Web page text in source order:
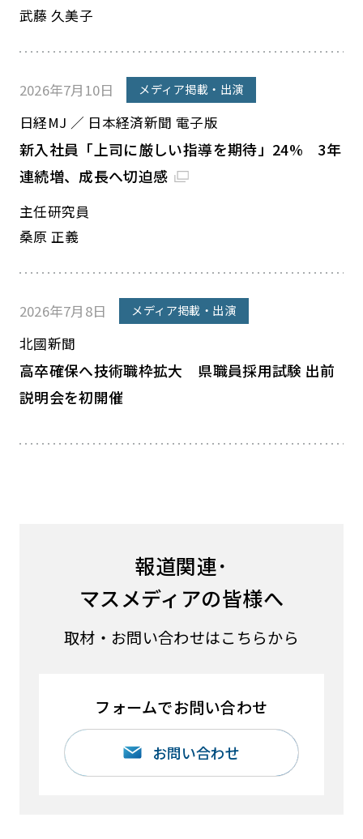
武藤 久美子
2026年7月10日 メディア掲載・出演
日経MJ ／ 日本経済新聞 電子版
新入社員「上司に厳しい指導を期待」24% 3年
連続増、成長へ切迫感
主任研究員
桑原 正義
2026年7月8日 メディア掲載・出演
北國新聞
高卒確保へ技術職枠拡大 県職員採用試験 出前
説明会を初開催
報道関連･
マスメディアの皆様へ
取材・お問い合わせはこちらから
フォームでお問い合わせ
お問い合わせ